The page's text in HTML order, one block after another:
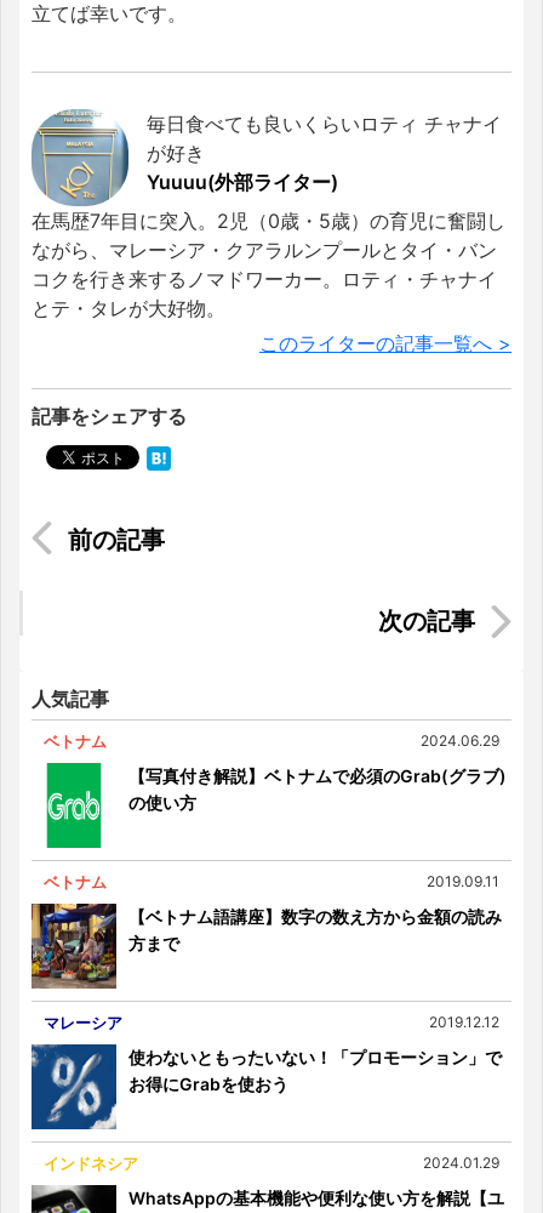
立てば幸いです。
毎日食べても良いくらいロティ チャナイ
が好き
Yuuuu(外部ライター)
在馬歴7年目に突入。2児（0歳・5歳）の育児に奮闘し
ながら、マレーシア・クアラルンプールとタイ・バン
コクを行き来するノマドワーカー。ロティ・チャナイ
とテ・タレが大好物。
このライターの記事一覧へ >
記事をシェアする
マレーシアで赤ちゃんの初めてのヘアカット！気
マレーシアの夜は「蚊帳」が大活躍！ぐっすり眠
人気記事
ベトナム 2024.06.29
【写真付き解説】ベトナムで必須のGrab(グラブ)
の使い方
ベトナム 2019.09.11
【ベトナム語講座】数字の数え方から金額の読み
方まで
マレーシア 2019.12.12
使わないともったいない！「プロモーション」で
お得にGrabを使おう
インドネシア 2024.01.29
WhatsAppの基本機能や便利な使い方を解説【ユ